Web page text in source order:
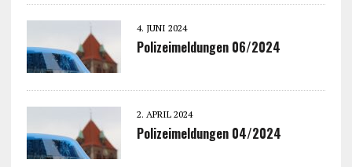
4. JUNI 2024
Polizeimeldungen 06/2024
2. APRIL 2024
Polizeimeldungen 04/2024